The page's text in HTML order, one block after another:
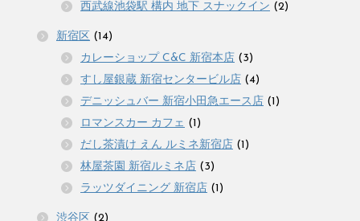
西武線池袋駅 構内 地下 スナックイン (2)
新宿区 (14)
カレーショップ C&C 新宿本店 (3)
すし屋銀蔵 新宿センタービル店 (4)
デニッシュバー 新宿小田急エース店 (1)
ロマンスカー カフェ (1)
だし茶漬け えん ルミネ新宿店 (1)
林屋茶園 新宿ルミネ店 (3)
ラッツダイニング 新宿店 (1)
渋谷区 (2)